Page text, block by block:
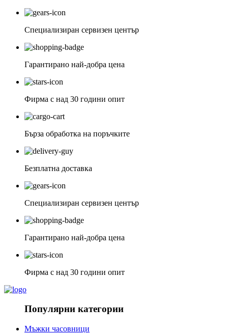
Специализиран сервизен център
Гарантирано най-добра цена
Фирма с над 30 години опит
Бърза обработка на поръчките
Безплатна доставка
Специализиран сервизен център
Гарантирано най-добра цена
Фирма с над 30 години опит
Популярни категории
Мъжки часовници